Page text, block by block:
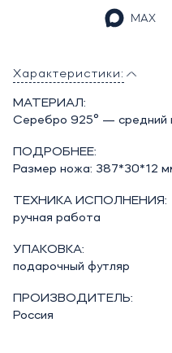
MAX
Характеристики:
МАТЕРИАЛ:
Серебро 925° — средний
ПОДРОБНЕЕ:
Размер ножа: 387*30*12
ТЕХНИКА ИСПОЛНЕНИЯ:
ручная работа
УПАКОВКА:
подарочный футляр
ПРОИЗВОДИТЕЛЬ:
Россия